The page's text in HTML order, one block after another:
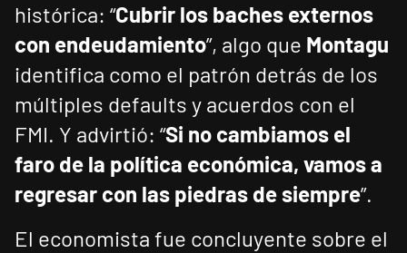
histórica: “Cubrir los baches externos
con endeudamiento”, algo que Montagu
identifica como el patrón detrás de los
múltiples defaults y acuerdos con el
FMI. Y advirtió: “Si no cambiamos el
faro de la política económica, vamos a
regresar con las piedras de siempre”.
El economista fue concluyente sobre el